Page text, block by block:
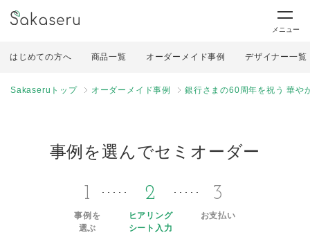
メニュー
はじめての方へ 商品一覧 オーダーメイド事例 デザイナー一覧
Sakaseruトップ オーダーメイド事例 銀行さまの60周年を祝う 華や
事例を選んでセミオーダー
1
事例を
選ぶ
2
ヒアリング
シート入力
3
お支払い